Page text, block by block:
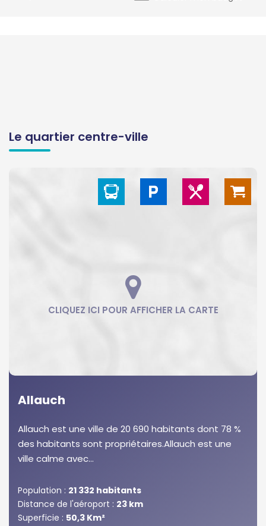
Le quartier centre-ville
Allauch
Allauch est une ville de 20 690 habitants dont 78 %
des habitants sont propriétaires.Allauch est une
ville calme avec...
Population : 21 332 habitants
Distance de l'aéroport : 23 km
Superficie : 50,3 Km²